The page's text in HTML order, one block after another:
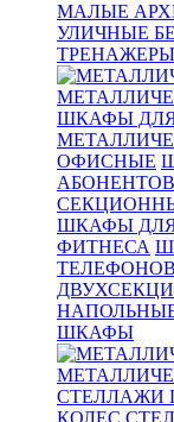
МАЛЫЕ
УЛИЧНЫЕ
ТРЕНАЖЕРЫ
ШКАФЫ
ОФИСНЫЕ
АБОНЕНТОВ
ШКАФЫ
ФИТНЕСА
ТЕЛЕФОНОВ
ШКАФЫ
СТЕЛЛАЖИ
КОЛЕС